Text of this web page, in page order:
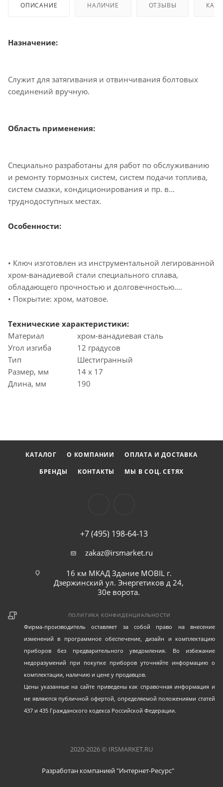
ОПИСАНИЕ НАЛИЧИЕ ОТЗЫВЫ КАК
Назначение:
Служит для затягивания и отвинчивания болтовых
соединений вручную.
Область применения:
Специально разработаны для работ по обслуживанию
и ремонту тормозных систем, систем подачи топлива,
систем смазки, кондиционирования и пр. в
труднодоступных местах.
Особенности:
• Ключ изготовлен из инструментальной легированной
хром-ванадиевой стали специального сплава,
обладающего прочностью и долговечностью.
• Покрытие: хром, матовое.
Технические характеристики:
Материал
хром-ванадиевая сталь
Угол изгиба
12 градусов
Тип
Шестигранный
Размер, мм
14 x 17
Длина, мм
190
КАТАЛОГ О КОМПАНИИ
ОПЛАТА И ДОСТАВКА
БРЕНДЫ
КОНТАКТЫ МЫ В СОЦ. СЕТЯХ
+7 (495) 198-64-13
zakaz@irsmarket.ru
16 км МКАД Здание MOBIL г.
Дзержинский ул. Энергетиков д 24,
30е ворота.
ПОЛИТИКА КОНФИДЕНЦИАЛЬНОСТИ
Фирма-производитель оставляет за собой право на внесение
изменений в программное обеспечение, дизайн и комплектацию
приборов без предварительного уведомления. Во избежание
недоразумений при покупке приборов уточняйте информацию о
комплектации, наличию и цене у продавцов.
Цены указанные на сайте приведены как справочная информация и
не являются публичной офертой, определяемой положениями статей
437 и 435 Гражданского кодекса Российской Федерации.
2020-2026 © IRSMARKET.RU
Разработан компанией "Интернет-Ресурс"